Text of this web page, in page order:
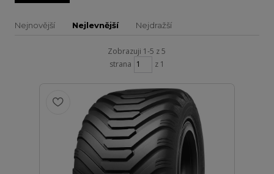
Nejnovější Nejlevnější Nejdražší
Zobrazuji 1-5 z 5
strana
z 1